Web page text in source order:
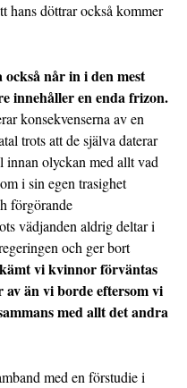
hans döttrar också kommer
når in i den mest
innehåller en enda frizon.
konsekvenserna av en
trots att de själva daterar
innan olyckan med allt vad
i sin egen trasighet
förgörande
vädjanden aldrig deltar i
och ger bort
vi kvinnor förväntas
av än vi borde eftersom vi
med allt det andra
med en förstudie i